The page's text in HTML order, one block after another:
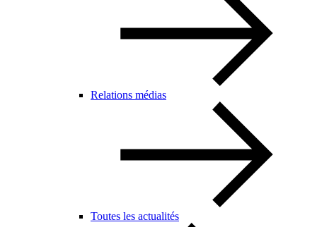
Relations médias
Toutes les actualités